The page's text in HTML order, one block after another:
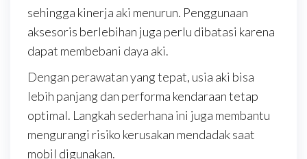
sehingga kinerja aki menurun. Penggunaan
aksesoris berlebihan juga perlu dibatasi karena
dapat membebani daya aki.
Dengan perawatan yang tepat, usia aki bisa
lebih panjang dan performa kendaraan tetap
optimal. Langkah sederhana ini juga membantu
mengurangi risiko kerusakan mendadak saat
mobil digunakan.